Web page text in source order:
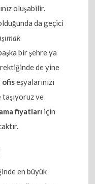
oluşabilir.
da geçici
bir şehre ya
de yine
ofiseşyalarınızı
ve
fiyatları için
en büyük